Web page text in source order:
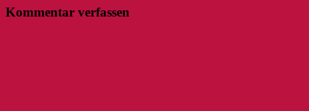
Kommentar verfassen